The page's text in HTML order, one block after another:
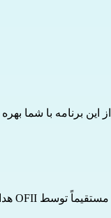
این برنامه با شما
توسط OFII